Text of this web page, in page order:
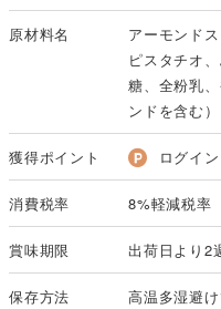
原材料名
アーモンド
ピスタチオ
糖、全粉乳
ンドを含む）
獲得ポイント ログイ
消費税率 8%軽減税率
賞味期限 出荷日より2
保存方法 高温多湿避